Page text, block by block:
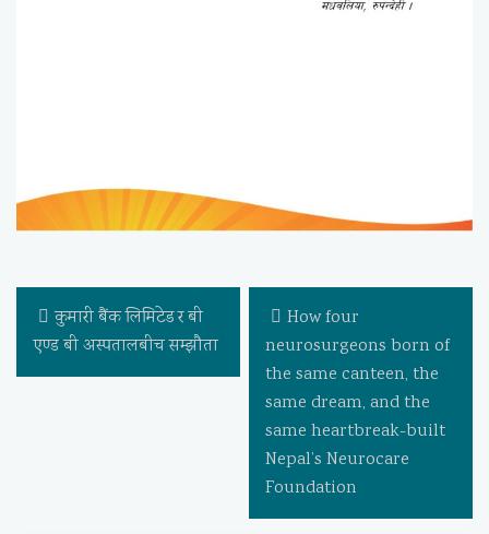
कुमारी बैंक लिमिटेड र बी
एण्ड बी अस्पतालबीच सम्झौता
How four
neurosurgeons born of
the same canteen, the
same dream, and the
same heartbreak-built
Nepal’s Neurocare
Foundation